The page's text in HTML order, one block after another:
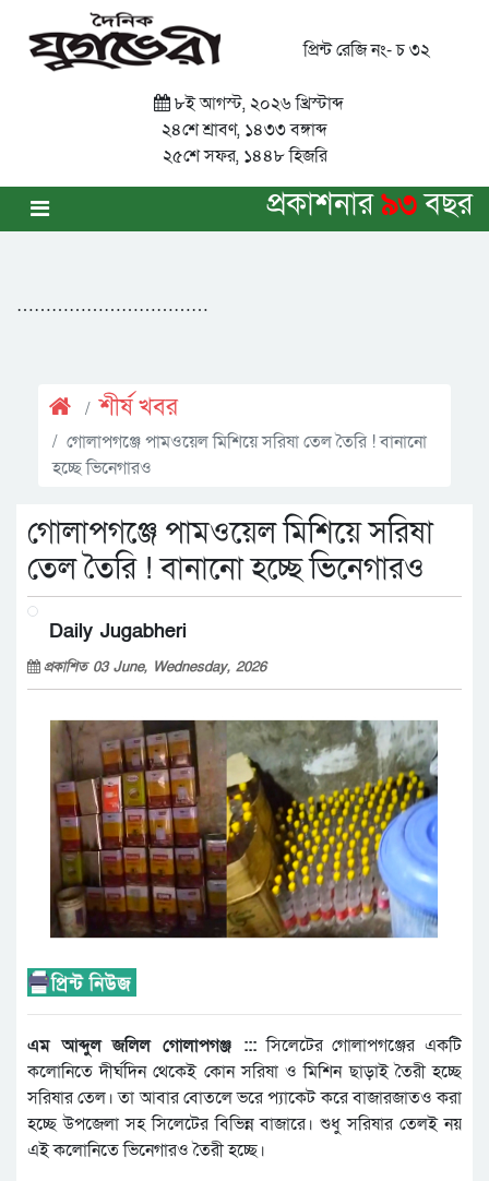
প্রিন্ট রেজি নং- চ ৩২
৮ই আগস্ট, ২০২৬ খ্রিস্টাব্দ
২৪শে শ্রাবণ, ১৪৩৩ বঙ্গাব্দ
২৫শে সফর, ১৪৪৮ হিজরি
প্রকাশনার৯৩বছর
……………………………
শীর্ষ খবর
গোলাপগঞ্জে পামওয়েল মিশিয়ে সরিষা তেল তৈরি ! বানানো
হচ্ছে ভিনেগারও
গোলাপগঞ্জে পামওয়েল মিশিয়ে সরিষা
তেল তৈরি ! বানানো হচ্ছে ভিনেগারও
Daily Jugabheri
প্রকাশিত 03 June, Wednesday, 2026
এম আব্দুল জলিল গোলাপগঞ্জ :::সিলেটের গোলাপগঞ্জের একটি
কলোনিতে দীর্ঘদিন থেকেই কোন সরিষা ও মিশিন ছাড়াই তৈরী হচ্ছে
সরিষার তেল। তা আবার বোতলে ভরে প্যাকেট করে বাজারজাতও করা
হচ্ছে উপজেলা সহ সিলেটের বিভিন্ন বাজারে। শুধু সরিষার তেলই নয়
এই কলোনিতে ভিনেগারও তৈরী হচ্ছে।